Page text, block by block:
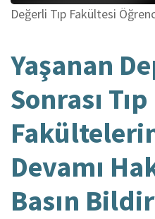
Değerli Tıp Fakültesi
Yaşanan
Sonrası Tıp
Devamı
Basın